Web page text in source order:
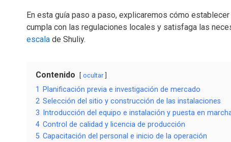
En esta guía paso a paso, explicaremos cómo
cumpla con las regulaciones locales y satisfaga las
escala de Shuliy.
Contenido ocultar
1
Planificación previa e investigación de mercado
2 Selección del sitio y construcción de las instalaciones
3
Introducción del equipo e instalación y puesta en
4 Control de calidad y licencia de producción
5 Capacitación del personal e inicio de la operación